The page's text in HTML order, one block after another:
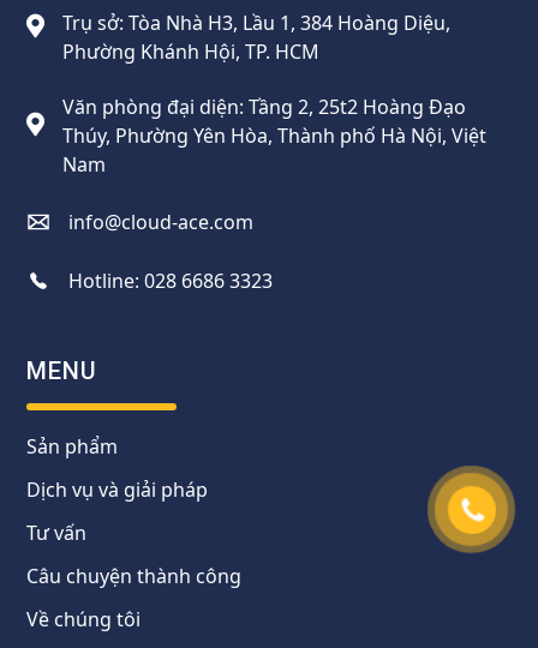
Trụ sở: Tòa Nhà H3, Lầu 1, 384 Hoàng Diệu,
Phường Khánh Hội, TP. HCM
Văn phòng đại diện: Tầng 2, 25t2 Hoàng Đạo
Thúy, Phường Yên Hòa, Thành phố Hà Nội, Việt
Nam
info@cloud-ace.com
Hotline:028 6686 3323
MENU
Sản phẩm
Dịch vụ và giải pháp
Tư vấn
Câu chuyện thành công
Về chúng tôi